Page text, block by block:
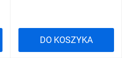
DO KOSZYKA